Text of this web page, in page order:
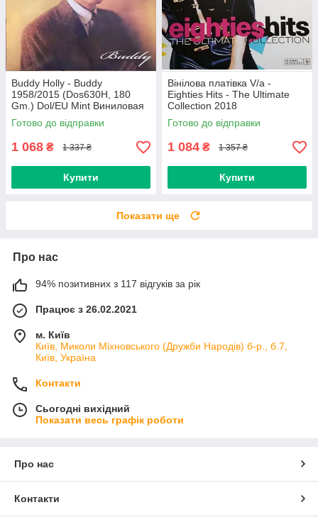
Buddy Holly - Buddy
1958/2015 (Dos630H, 180
Gm.) Dol/EU Mint Виниловая
пластинка (art.234454)
Готово до відправки
1 068 ₴ 1 337 ₴
Купити
Вінілова платівка V/a -
Eighties Hits - The Ultimate
Collection 2018
(0190758737713) Sony
Music/EU Mint
Готово до відправки
1 084 ₴ 1 357 ₴
Купити
Показати ще
Про нас
94% позитивних з 117 відгуків за рік
Працює з 26.02.2021
м. Київ
Київ, Миколи Міхновського (Дружби Народів) б-р., б.7,
Київ, Україна
Контакти
Сьогодні вихідний
Показати весь графік роботи
Про нас
Контакти